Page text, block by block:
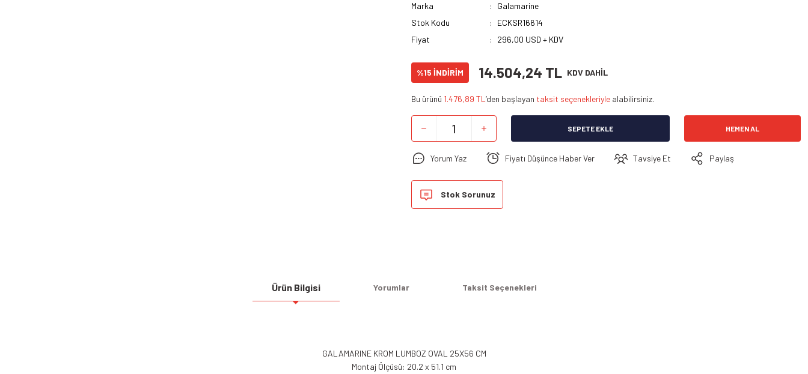
Marka
Galamarine
Stok Kodu
ECKSR16614
Fiyat
296,00 USD + KDV
%15 İNDİRİM 14.504,24 TL KDV DAHİL
Bu ürünü 1.476,89 TL ’den başlayan taksit seçenekleriyle alabilirsiniz.
SEPETE EKLE HEMEN AL
Yorum Yaz Fiyatı Düşünce Haber Ver Tavsiye Et Paylaş
Stok Sorunuz
Ürün Bilgisi Yorumlar Taksit Seçenekleri
GALAMARINE KROM LUMBOZ OVAL 25X56 CM
Montaj Ölçüsü: 20.2 x 51.1 cm